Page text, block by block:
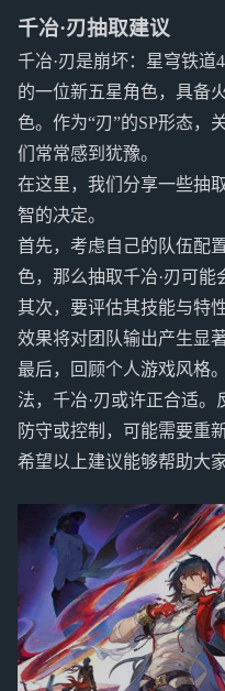
千冶·刃抽取建议
千冶·刃是崩坏：星穹铁道
的一位新五星角色，具备
色。作为“刃”的SP形态，
们常常感到犹豫。
在这里，我们分享一些抽
智的决定。
首先，考虑自己的队伍配
色，那么抽取千冶·刃可能
其次，要评估其技能与特
效果将对团队输出产生显著
最后，回顾个人游戏风格
法，千冶·刃或许正合适
防守或控制，可能需要重
希望以上建议能够帮助大